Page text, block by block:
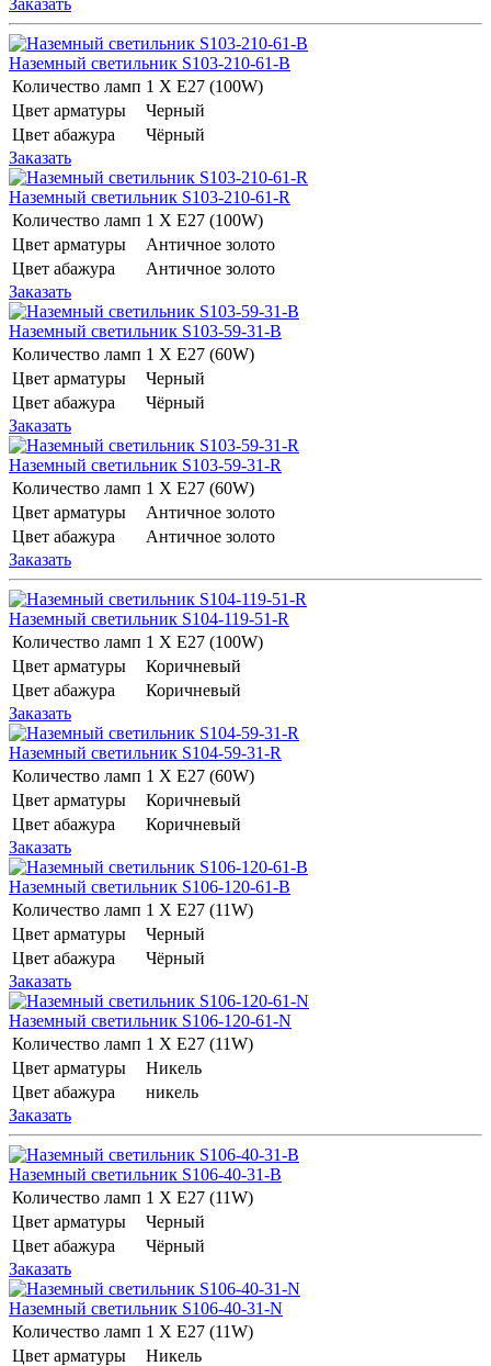
Наземный светильник S103-210-61-B
Количество ламп 1 Х E27 (100W)
Цвет арматуры
Черный
Цвет абажура
Чёрный
Заказать
Наземный светильник S103-210-61-R
Количество ламп 1 Х E27 (100W)
Цвет арматуры
Античное золото
Цвет абажура
Античное золото
Заказать
Наземный светильник S103-59-31-B
Количество ламп 1 Х E27 (60W)
Цвет арматуры
Черный
Цвет абажура
Чёрный
Заказать
Наземный светильник S103-59-31-R
Количество ламп 1 Х E27 (60W)
Цвет арматуры
Античное золото
Цвет абажура
Античное золото
Заказать
Наземный светильник S104-119-51-R
Количество ламп 1 Х E27 (100W)
Цвет арматуры
Коричневый
Цвет абажура
Коричневый
Заказать
Наземный светильник S104-59-31-R
Количество ламп 1 Х E27 (60W)
Цвет арматуры
Коричневый
Цвет абажура
Коричневый
Заказать
Наземный светильник S106-120-61-B
Количество ламп 1 Х E27 (11W)
Цвет арматуры
Черный
Цвет абажура
Чёрный
Заказать
Наземный светильник S106-120-61-N
Количество ламп 1 Х E27 (11W)
Цвет арматуры
Никель
Цвет абажура
никель
Заказать
Наземный светильник S106-40-31-B
Количество ламп 1 Х E27 (11W)
Цвет арматуры
Черный
Цвет абажура
Чёрный
Заказать
Наземный светильник S106-40-31-N
Количество ламп 1 Х E27 (11W)
Цвет арматуры
Никель